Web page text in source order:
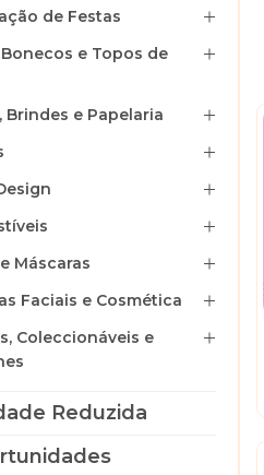
de Festas
e Topos de
Brindes e Papelaria
Máscaras
Faciais e Cosmética
Coleccionáveis e
Reduzida